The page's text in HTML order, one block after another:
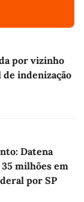
por vizinho
de indenização
Datena
milhões em
por SP